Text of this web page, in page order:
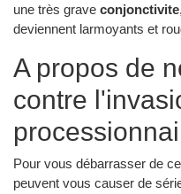
une très grave conjonctivite
deviennent larmoyants et
A propos de
contre
Pour vous débarrasser de
peuvent vous causer de